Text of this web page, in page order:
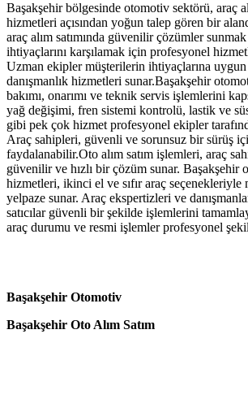
Başakşehir bölgesinde otomotiv sektörü, araç
hizmetleri açısından yoğun talep gören bir
araç alım satımında güvenilir çözümler
ihtiyaçlarını karşılamak için profesyonel
Uzman ekipler müşterilerin ihtiyaçlarına
danışmanlık hizmetleri sunar.Başakşehir
bakımı, onarımı ve teknik servis işlemlerini
yağ değişimi, fren sistemi kontrolü, lastik ve
gibi pek çok hizmet profesyonel ekipler
Araç sahipleri, güvenli ve sorunsuz bir sürüş
faydalanabilir.Oto alım satım işlemleri, araç
güvenilir ve hızlı bir çözüm sunar. Başakşehir
hizmetleri, ikinci el ve sıfır araç seçenekleriyle
yelpaze sunar. Araç ekspertizleri ve
satıcılar güvenli bir şekilde işlemlerini
araç durumu ve resmi işlemler profesyonel
Başakşehir Otomotiv
Başakşehir Oto Alım Satım